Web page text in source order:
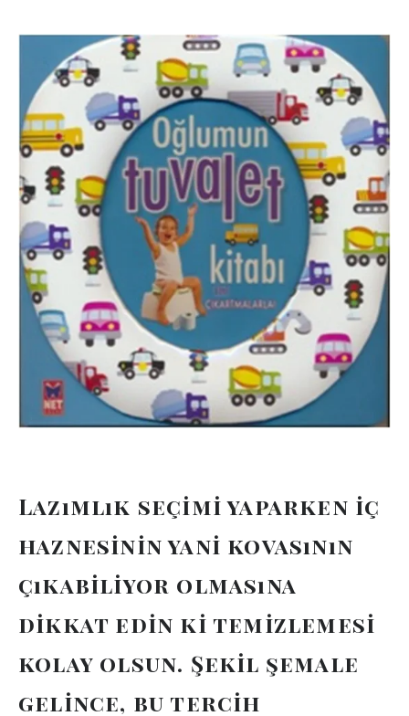
Lazımlık seçimi yaparken iç
haznesinin yani kovasının
çıkabiliyor olmasına
dikkat edin ki temizlemesi
kolay olsun. Şekil şemale
gelince, bu tercih